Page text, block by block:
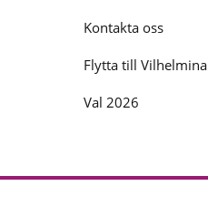
Kontakta oss
Flytta till Vilhelmina
Val 2026